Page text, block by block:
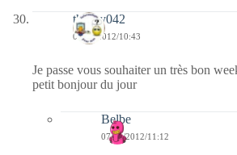
thierry042
07/01/2012/10:43
Je passe vous souhaiter un très bon
petit bonjour du jour
Belbe
07/01/2012/11:12